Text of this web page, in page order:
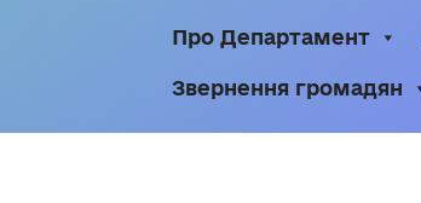
Про Департамент
Звернення громадян